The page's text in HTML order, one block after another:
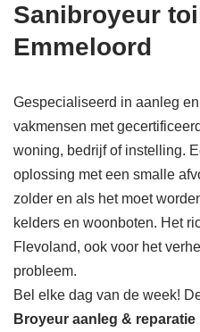
Sanibroyeur
Emmeloord
Gespecialiseerd in aanleg en
vakmensen met
woning, bedrijf of instelling.
oplossing met een smalle
zolder en als het moet
kelders en woonboten. Het
Flevoland, ook voor het
probleem.
Bel elke dag van de week!
Broyeur aanleg &